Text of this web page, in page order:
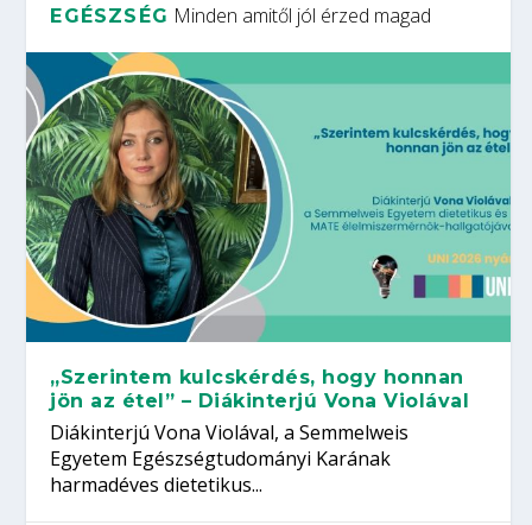
EGÉSZSÉG Minden amitől jól érzed magad
„Szerintem kulcskérdés, hogy honnan
jön az étel” – Diákinterjú Vona Violával
Diákinterjú Vona Violával, a Semmelweis
Egyetem Egészségtudományi Karának
harmadéves dietetikus...